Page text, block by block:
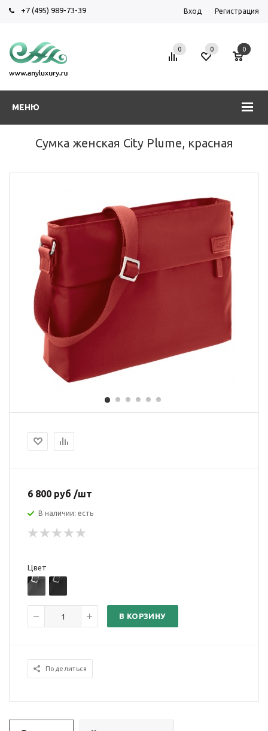
+7 (495) 989-73-39 Вход Регистрация
МЕНЮ
0 0 0
Сумка женская City Plume, красная
6 800 руб /шт
В наличии: есть
Цвет
В КОРЗИНУ
Поделиться